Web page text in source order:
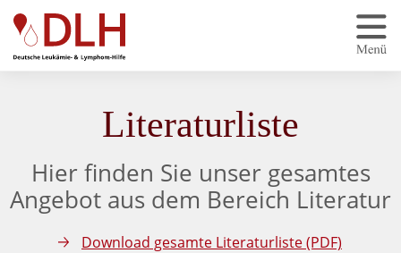
Zum Hauptinhalt springen
Literaturliste
Hier finden Sie unser gesamtes
Angebot aus dem Bereich Literatur
Download gesamte Literaturliste (PDF)